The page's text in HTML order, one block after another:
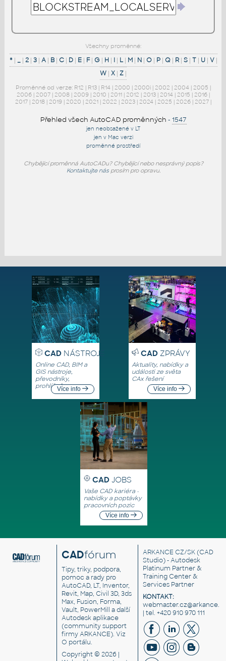
Všechny proměnné:
*| _| 2| 3| A| B| C| D| E| F| G| H | I| L| M| N| O| P| Q| R| S| T| U| V|
W | X | Z |
Proměnné od verze: R12 | R13 | R14 | 2000 | 2000i | 2002 | 2004 | 2005 |
2006 | 2007 | 2008 | 2009 | 2010 | 2011 | 2012 | 2013 | 2014 | 2015 | 2016 |
2017 | 2018 | 2019 | 2020 | 2021 | 2022 | 2023 | 2024 | 2025 | 2026 | 2027 |
Přehled všech AutoCAD proměnných - 1547
jen neobsažené v LT
jen v Mac verzi
proměnné prostředí
Chybějící proměnná AutoCADu? Chybějící nebo nesprávný popis?
Kontaktujte násprosím pro opravu.
CADNÁSTROJE
Online CAD, BIM a
GIS nástroje,
převodníky,
prohlížečeVíce info
CADZPRÁVY
Aktuality, nabídky a
události ze světa
CAx řešení
Více info
CAD JOBS
Vaše CAD kariéra -
nabídky a poptávky
pracovních pozic
Více info
CADfórum
Tipy, triky, podpora,
pomoc a rady pro
AutoCAD, LT, Inventor,
Revit, Map, Civil 3D, 3ds
Max, Fusion, Forma,
Vault, PowerMill a další
Autodesk aplikace
(community support
firmy ARKANCE). Viz
O portálu.
Copyright © 2026 |
ARKANCE CZ/SK(CAD
Studio) - Autodesk
Platinum Partner &
Training Center &
Services Partner
KONTAKT:
| tel. +420 910 970 111